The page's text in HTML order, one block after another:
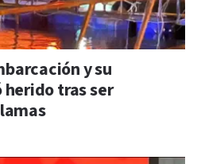
y su
tras ser